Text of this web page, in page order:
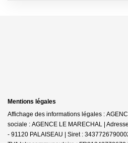
Mentions légales
Affichage des informations légales :
sociale : AGENCE LE MARECHAL |
- 91120 PALAISEAU | Siret :